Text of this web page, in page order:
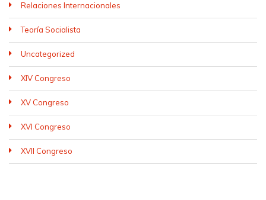
Relaciones Internacionales
Teoría Socialista
Uncategorized
XIV Congreso
XV Congreso
XVI Congreso
XVII Congreso